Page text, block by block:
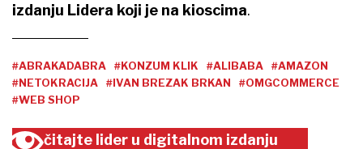
izdanju Lidera koji je na kioscima.
#ABRAKADABRA #KONZUM KLIK #ALIBABA
#AMAZON
#NETOKRACIJA
#IVAN BREZAK BRKAN
#OMGCOMMERCE
#WEB SHOP
čitajte lider u digitalnom izdanju